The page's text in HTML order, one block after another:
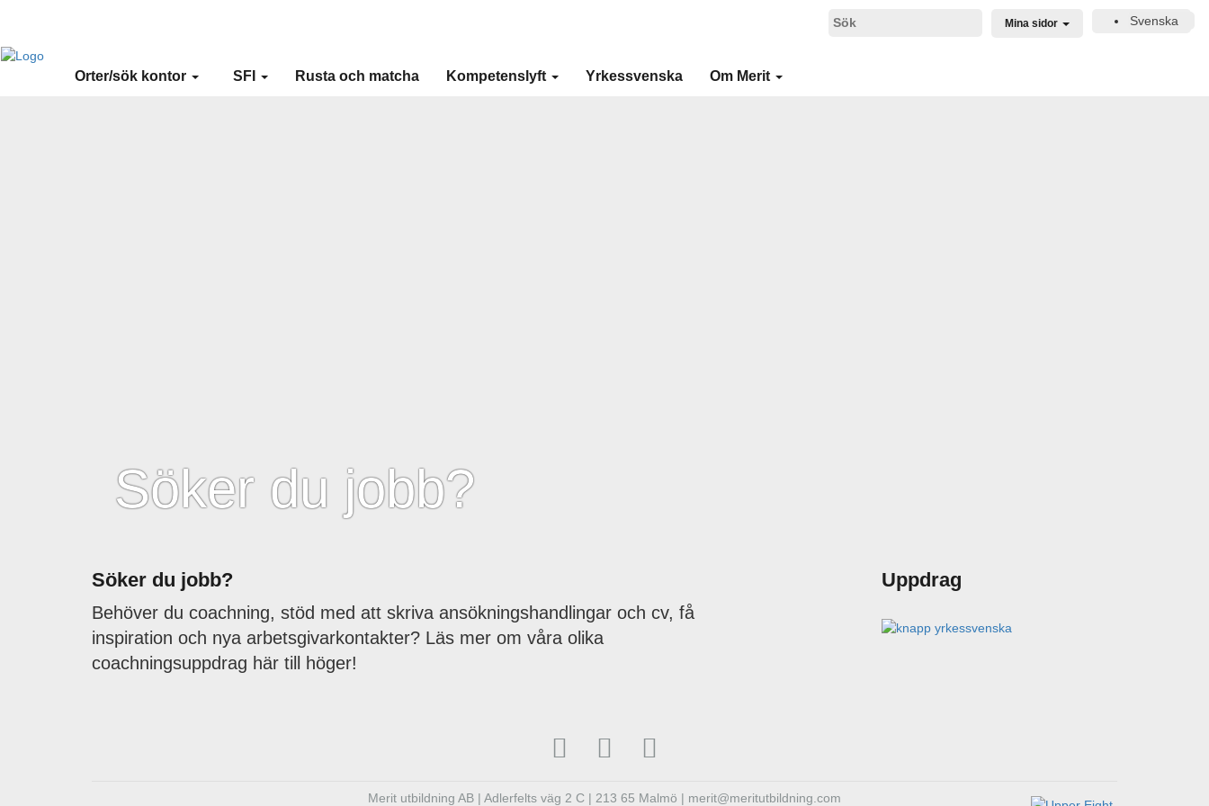
Mina sidor Svenska
Orter/sök kontor SFI Rusta och matcha Kompetenslyft Yrkessvenska Om Merit
Söker du jobb?
Söker du jobb?
Behöver du coachning, stöd med att skriva ansökningshandlingar och cv, få
inspiration och nya arbetsgivarkontakter? Läs mer om våra olika
coachningsuppdrag här till höger!
Uppdrag
Merit utbildning AB | Adlerfelts väg 2 C | 213 65 Malmö | merit@meritutbildning.com